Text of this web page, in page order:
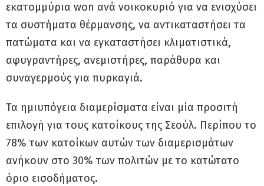
εκατομμύρια won ανά νοικοκυριό για να ενισχύσει
τα συστήματα θέρμανσης, να αντικαταστήσει τα
πατώματα και να εγκαταστήσει κλιματιστικά,
αφυγραντήρες, ανεμιστήρες, παράθυρα και
συναγερμούς για πυρκαγιά.
Τα ημιυπόγεια διαμερίσματα είναι μία προσιτή
επιλογή για τους κατοίκους της Σεούλ. Περίπου το
78% των κατοίκων αυτών των διαμερισμάτων
ανήκουν στο 30% των πολιτών με το κατώτατο
όριο εισοδήματος.